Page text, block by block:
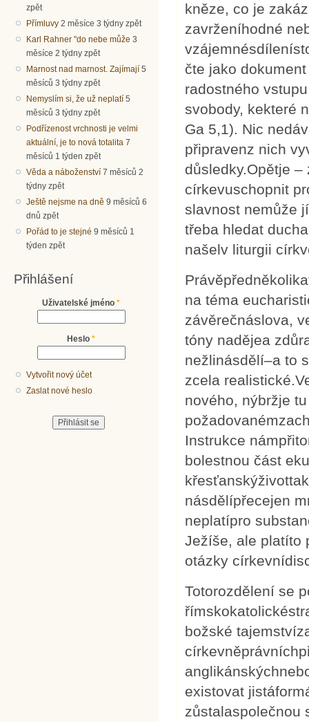
zpět
Přímluvy 2 měsíce 3 týdny zpět
Karl Rahner "do nebe může 3
měsíce 2 týdny zpět
Marnost nad marnost. Zajímají 5
měsíců 3 týdny zpět
Nemyslím si, že už neplatí 5
měsíců 3 týdny zpět
Podřízenost vrchnosti je velmi
aktuální, je to nová totalita 7
měsíců 1 týden zpět
Věda a náboženství 7 měsíců 2
týdny zpět
Ještě nejsme na dně 9 měsíců 6
dnů zpět
Pořád to je stejné 9 měsíců 1
týden zpět
Přihlášení
Uživatelské jméno *
Heslo *
Vytvořit nový účet
Zaslat nové heslo
kněze, co je
zavrženíhodné
čte jako
radostného
svobody, kekteré
Ga 5,1). Nic
připravenz nich
důsledky.Opětje
církevuschopnit
slavnost nemůže
třeba hledat
našelv liturgii
na téma
závěrečnáslova,
tóny nadějea
nežlinásdělí–a to
zcela
nového, nýbržje
Instrukce
bolestnou část
násdělípřecejen
neplatípro
Ježíše, ale platíto
otázky
Totorozdělení se
božské
existovat
zůstalaspolečnou